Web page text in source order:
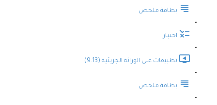
بطاقة ملخص
اختبار
تطبيقات على الوراثة الجزيئية (9:13)
بطاقة ملخص